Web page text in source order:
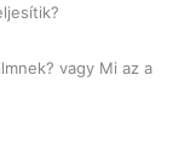
vagy Mi az a